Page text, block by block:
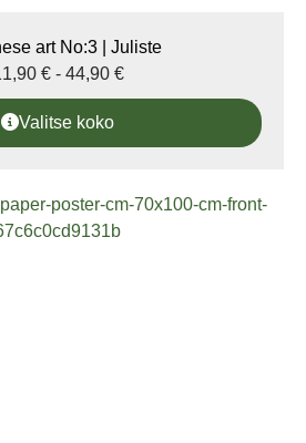
art No:3 | Juliste
€ - 44,90 €
Valitse koko